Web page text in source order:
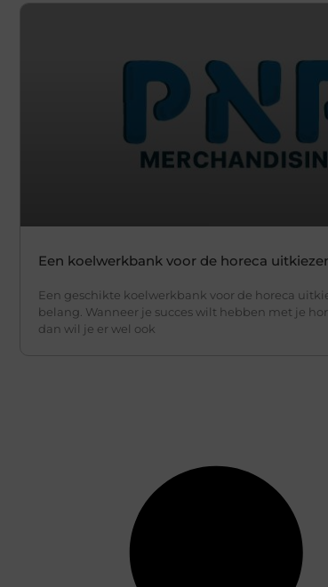
Een koelwerkbank voor de horeca
Een geschikte koelwerkbank voor de horeca
belang. Wanneer je succes wilt hebben met je
dan wil je er wel ook